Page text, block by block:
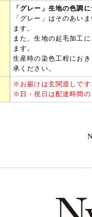
「グレー」生地の色調
「グレー」はそのあい
ます。
また、生地の起毛加工
ます。
生産時の染色工程にお
承ください。
※ お届けは玄関渡しで
※ 日・祝日は配達時間